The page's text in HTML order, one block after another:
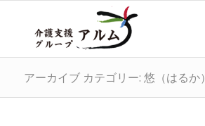
アーカイブ カテゴリー: 悠（はるか）